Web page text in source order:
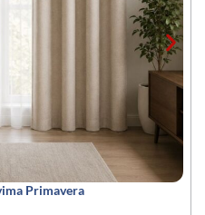
Primavera